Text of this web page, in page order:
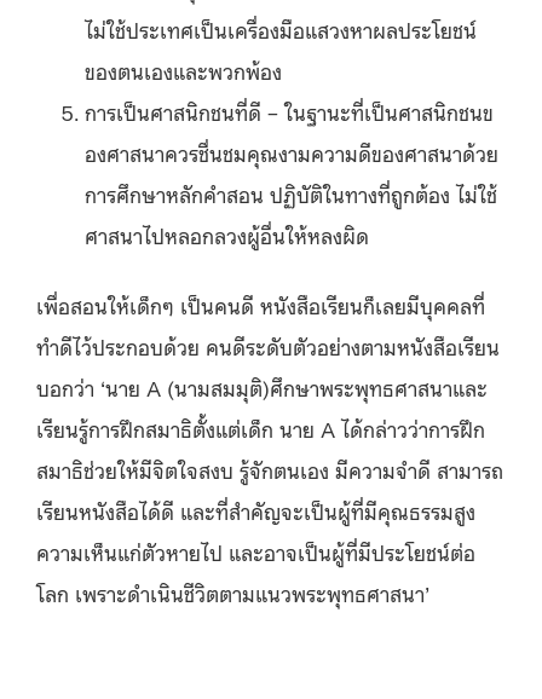
ไม่ใช้ประเทศเป็นเครื่องมือแสวงหาผลประโยชน์
ของตนเองและพวกพ้อง
การเป็นศาสนิกชนที่ดี – ในฐานะที่เป็นศาสนิกชนข
องศาสนาควรชื่นชมคุณงามความดีของศาสนาด้วย
การศึกษาหลักคำสอน ปฏิบัติในทางที่ถูกต้อง ไม่ใช้
ศาสนาไปหลอกลวงผู้อื่นให้หลงผิด
เพื่อสอนให้เด็กๆ เป็นคนดี หนังสือเรียนก็เลยมีบุคคลที่
ทำดีไว้ประกอบด้วย คนดีระดับตัวอย่างตามหนังสือเรียน
บอกว่า ‘นาย A (นามสมมุติ)ศึกษาพระพุทธศาสนาและ
เรียนรู้การฝึกสมาธิตั้งแต่เด็ก นาย A ได้กล่าวว่าการฝึก
สมาธิช่วยให้มีจิตใจสงบ รู้จักตนเอง มีความจำดี สามารถ
เรียนหนังสือได้ดี และที่สำคัญจะเป็นผู้ที่มีคุณธรรมสูง
ความเห็นแก่ตัวหายไป และอาจเป็นผู้ที่มีประโยชน์ต่อ
โลก เพราะดำเนินชีวิตตามแนวพระพุทธศาสนา’